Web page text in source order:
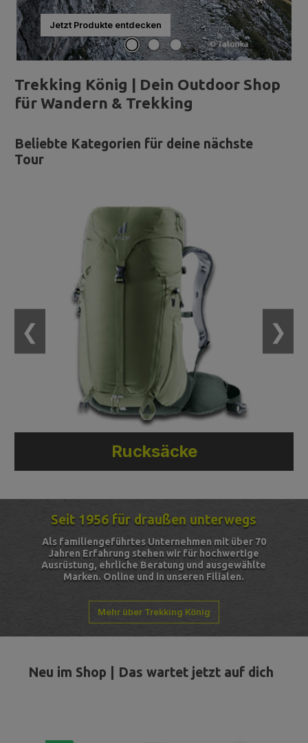
Jetzt Produkte entdecken
Trekking König | Dein Outdoor Shop
für Wandern & Trekking
Beliebte Kategorien für deine nächste
Tour
Rucksäcke
❮ ❯
Seit 1956 für draußen unterwegs
Als familiengeführtes Unternehmen mit über 70
Jahren Erfahrung stehen wir für hochwertige
Ausrüstung, ehrliche Beratung und ausgewählte
Marken. Online und in unseren Filialen.
Mehr über Trekking König
Neu im Shop | Das wartet jetzt auf dich